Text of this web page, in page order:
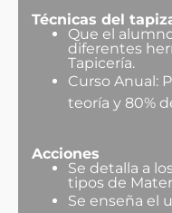
Técnicas del
Que el
diferentes
Tapicería.
Curso Anual:
teoría y 80%
Acciones
Se detalla a
tipos de
Se enseña el